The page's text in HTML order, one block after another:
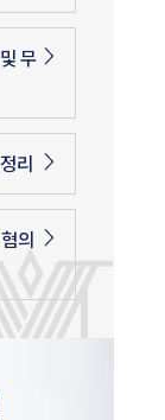
무
리
의